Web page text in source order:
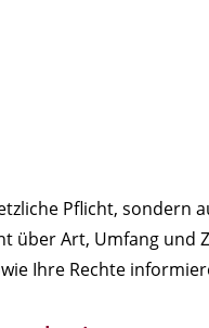
Pflicht,
Art, Umfang und
Ihre Rechte